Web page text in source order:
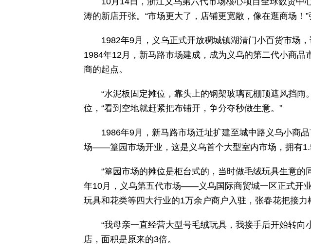
涛的新店开张。“市场更大了，店铺更宽敞，像在逛商场！”
1982年9月，义乌正式开放稠城镇湖清门小百货市场
1984年12月，新马路市场建成，成为义乌的第二代小商品
商的起点。
“水泥板固定摊位，靠头上的钢架玻璃瓦棚顶遮风挡
位，“看到空地就赶紧把布铺开，争分夺秒做生意。”
1986年9月，新马路市场迁址扩建至城中路义乌小商
场——篁园市场开业，这是义乌首个大型室内市场，拥有
“篁园市场的摊位是柜台式的，当时做毛绒玩具生意
年10月，义乌第五代市场——义乌国际商贸城一区正式开
玩具和花类等四大行业的1万余户商户入驻，张春花把接力
“我母亲一直经营大型号毛绒玩具，我接手后开始转
店，面积是原来的3倍。